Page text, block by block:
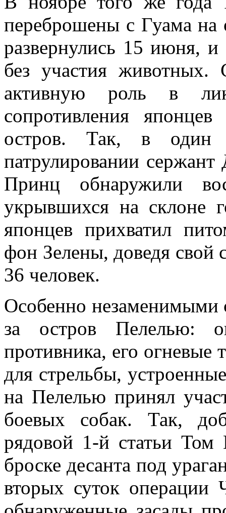
переброшены с Гуама на
развернулись 15 июня, и
без участия животных.
активную роль в
сопротивления
остров. Так, в один
патрулировании
Принц обнаружили
укрывшихся на склоне
японцев прихватил
фон Зелены, доведя свой
36 человек.
Особенно незаменимыми
за остров Пелелью:
противника, его
для стрельбы,
на Пелелью принял
боевых собак. Так,
рядовой 1-й статьи Том
броске десанта под
вторых суток операции